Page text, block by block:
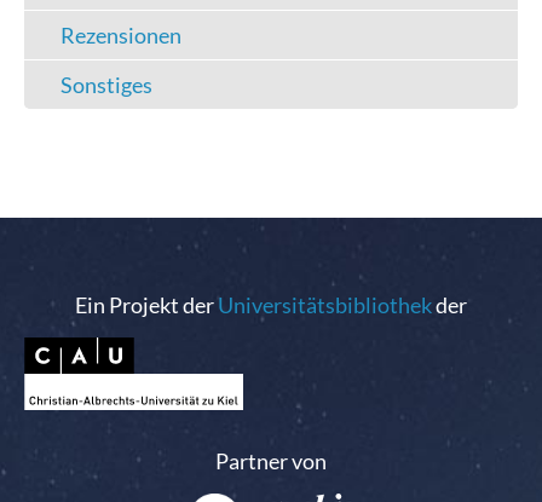
Rezensionen
Sonstiges
Ein Projekt derUniversitätsbibliothekder
Partner von